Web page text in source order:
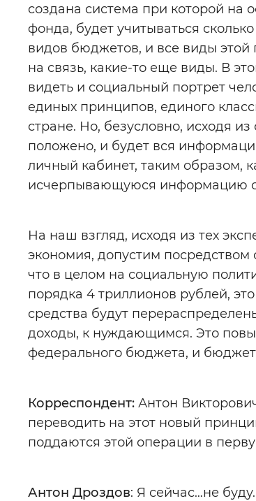
создана система при которой на
фонда, будет учитываться
видов бюджетов, и все виды этой
на связь, какие-то еще виды. В
видеть и социальный портрет
единых принципов, единого
стране. Но, безусловно, исходя
положено, и будет вся
личный кабинет, таким образом,
исчерпывающуюся информацию о
На наш взгляд, исходя из тех
экономия, допустим посредством
что в целом на социальную
порядка 4 триллионов рублей,
средства будут
доходы, к нуждающимся. Это
федерального бюджета, и
Корреспондент: Антон
переводить на этот новый
поддаются этой операции в
Антон Дроздов: Я сейчас…не